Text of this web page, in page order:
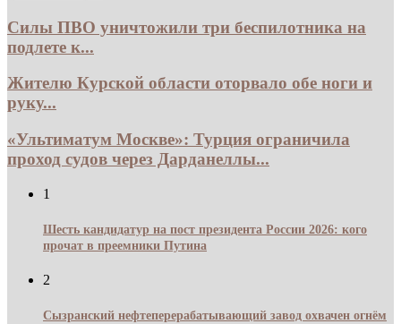
Силы ПВО уничтожили три беспилотника на
подлете к...
Жителю Курской области оторвало обе ноги и
руку...
«Ультиматум Москве»: Турция ограничила
проход судов через Дарданеллы...
1
Шесть кандидатур на пост президента России 2026: кого
прочат в преемники Путина
2
Сызранский нефтеперерабатывающий завод охвачен огнём